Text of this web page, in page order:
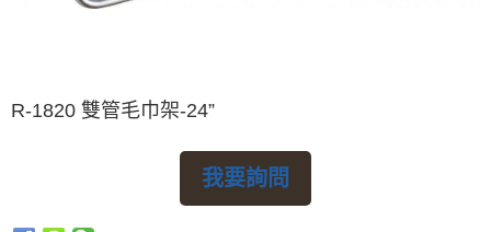
R-1820 雙管毛巾架-24”
我要詢問